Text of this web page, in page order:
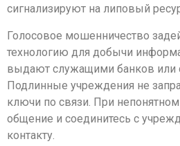
сигнализируют на липовый
Голосовое мошенничество
технологию для добычи
выдают служащими банков или
Подлинные учреждения не
ключи по связи. При
общение и соединитесь с
контакту.